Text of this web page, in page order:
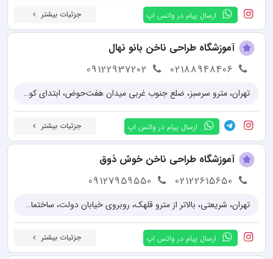
ارسال پیام در واتس اپ جزئیات بیشتر
آموزشگاه طراحی ناخن بانو نهال
02188948406
09122937202
تهران، مترو سرسبز، ضلع جنوب غربی میدان هفت‌حوض‬‎، ابتدای کوچه اعظیمی نیا، ساختمان پلیس +10، پلاک 3، طبقه اول
ارسال پیام در واتس اپ جزئیات بیشتر
آموزشگاه طراحی ناخن خوش ذوق
02122615650
09127959550
تهران، شريعتی، بالاتر از مترو قلهک، روبروی خیابان دولت، ساختمان البرز، پلاک 1596، طبقه اول ، واحد 2
ارسال پیام در واتس اپ جزئیات بیشتر